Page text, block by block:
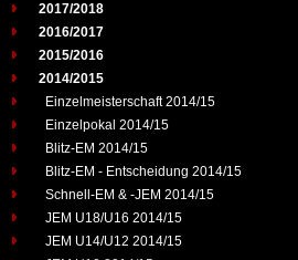
2017/2018
2016/2017
2015/2016
2014/2015
Einzelmeisterschaft 2014/15
Einzelpokal 2014/15
Blitz-EM 2014/15
Blitz-EM - Entscheidung 2014/15
Schnell-EM & -JEM 2014/15
JEM U18/U16 2014/15
JEM U14/U12 2014/15